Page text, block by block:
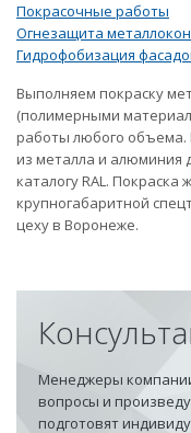
Покрасочные работы
Огнезащита
Гидрофобизация
Выполняем покраску
(полимерными
работы любого объема.
из металла и алюминия
каталогу RAL.
крупногабаритной
цеху в Воронеже.
Менеджеры
вопросы и
подготовят